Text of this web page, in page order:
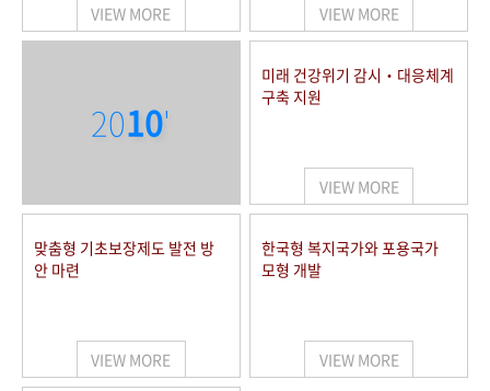
VIEW MORE VIEW MORE
2010'
미래 건강위기 감시‧대응체계
구축 지원
VIEW MORE
맞춤형 기초보장제도 발전 방
안 마련
VIEW MORE
한국형 복지국가와 포용국가
모형 개발
VIEW MORE